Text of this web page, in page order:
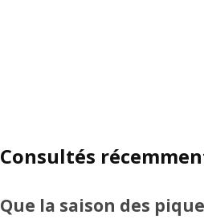
Consultés
Que la saison des